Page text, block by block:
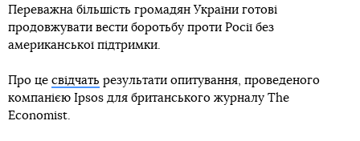
Переважна більшість громадян України готові
продовжувати вести боротьбу проти Росії без
американської підтримки.
Про це свідчать результати опитування, проведеного
компанією Ipsos для британського журналу The
Economist.